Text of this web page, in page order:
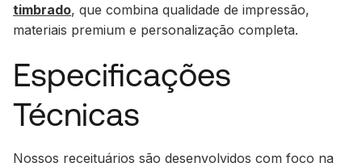
timbrado, que combina qualidade de impressão,
materiais premium e personalização completa.
Especificações
Técnicas
Nossos receituários são desenvolvidos com foco na